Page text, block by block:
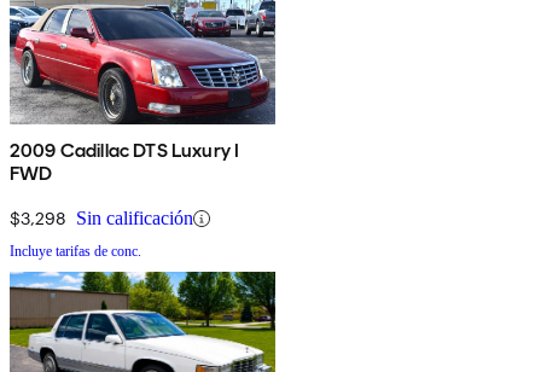
2009 Cadillac DTS Luxury I
FWD
$3,298 Sin calificación
Incluye tarifas de conc.